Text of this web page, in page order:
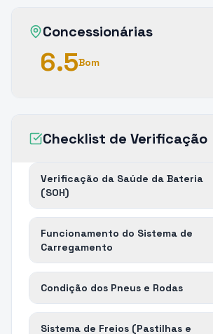
Concessionárias
6.5Bom
Checklist de Verificação
Verificação da Saúde da Bateria
(SOH)
Funcionamento do Sistema de
Carregamento
Condição dos Pneus e Rodas
Sistema de Freios (Pastilhas e